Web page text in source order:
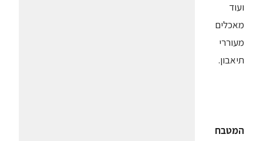
ועוד
מאכלים
מעוררי
תיאבון.
המטבח